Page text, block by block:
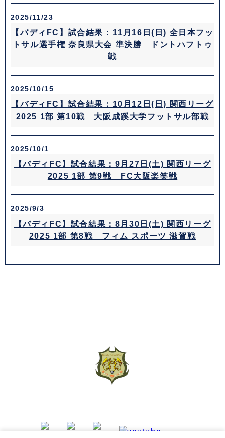
2025/11/23
【バディFC】試合結果：11月16日(日) 全日本フッ
トサル選手権 奈良県大会 準決勝 ドントハフトゥ
戦
2025/10/15
【バディFC】試合結果：10月12日(日) 関西リーグ
2025 1部 第10戦 大阪成蹊大学フットサル部戦
2025/10/1
【バディFC】試合結果：9月27日(土) 関西リーグ
2025 1部 第9戦 FC大阪楽笑戦
2025/9/3
【バディFC】試合結果：8月30日(土) 関西リーグ
2025 1部 第8戦 フィム スポーツ 滋賀戦